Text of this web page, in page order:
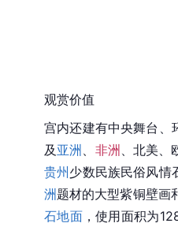
观赏价值
宫内还建有中央舞台、
及 亚洲 、 非洲 、北美、
贵州 少数民族民俗风情
洲题材的大型紫铜壁画
石地面，使用面积为